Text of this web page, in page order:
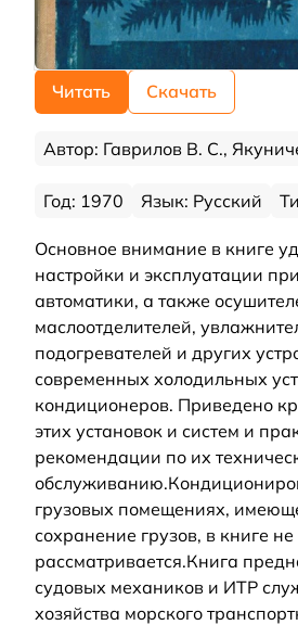
Читать Скачать
Автор: Гаврилов В. С.,
Год: 1970 Язык: Русский
Основное внимание в книге
настройки и эксплуатации
автоматики, а также
маслоотделителей,
подогревателей и других
современных холодильных
кондиционеров. Приведено
этих установок и систем и
рекомендации по их
грузовых помещениях,
сохранение грузов, в книге не
рассматривается.Книга
судовых механиков и ИТР
хозяйства морского